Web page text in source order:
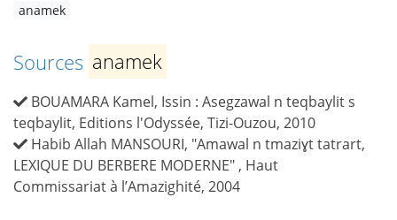
anamek
Sources anamek
BOUAMARA Kamel, Issin : Asegzawal n teqbaylit s
teqbaylit, Editions l'Odyssée, Tizi-Ouzou, 2010
Habib Allah MANSOURI, "Amawal n tmaziɣt tatrart,
LEXIQUE DU BERBERE MODERNE" , Haut
Commissariat à l’Amazighité, 2004